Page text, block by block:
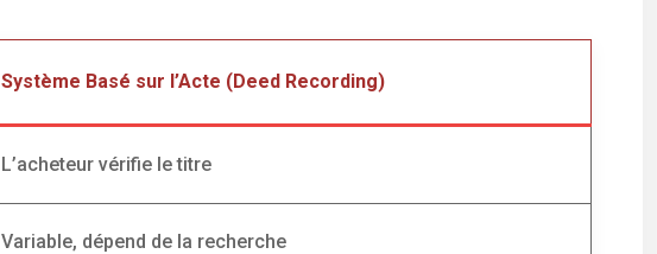
Système Basé sur l’Acte (Deed Recording)
L’acheteur vérifie le titre
Variable, dépend de la recherche